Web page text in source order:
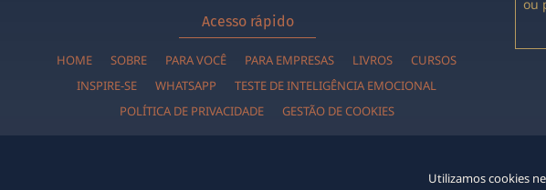
Acesso rápido
HOME SOBRE PARA VOCÊ PARA EMPRESAS LIVROS
CURSOS
INSPIRE-SE
WHATSAPP
TESTE DE INTELIGÊNCIA EMOCIONAL
POLÍTICA DE PRIVACIDADE
GESTÃO DE COOKIES
Utilizamos cookies